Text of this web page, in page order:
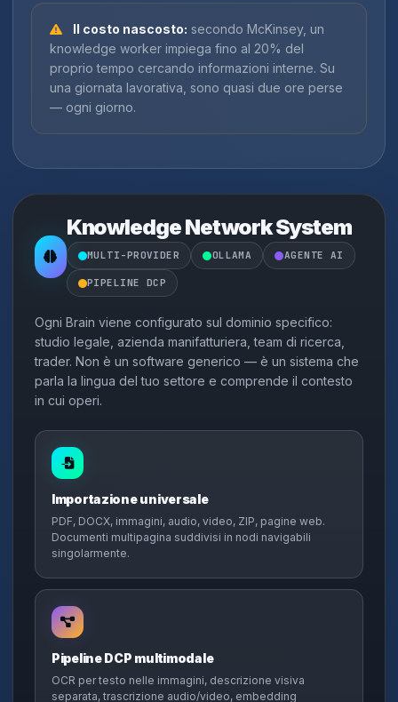
Il costo nascosto: secondo McKinsey, un
knowledge worker impiega fino al 20% del
proprio tempo cercando informazioni interne. Su
una giornata lavorativa, sono quasi due ore perse
— ogni giorno.
Knowledge Network System
MULTI-PROVIDER OLLAMA AGENTE AI
PIPELINE DCP
Ogni Brain viene configurato sul dominio specifico:
studio legale, azienda manifatturiera, team di ricerca,
trader. Non è un software generico — è un sistema che
parla la lingua del tuo settore e comprende il contesto
in cui operi.
Importazione universale
PDF, DOCX, immagini, audio, video, ZIP, pagine web.
Documenti multipagina suddivisi in nodi navigabili
singolarmente.
Pipeline DCP multimodale
OCR per testo nelle immagini, descrizione visiva
separata, trascrizione audio/video, embedding